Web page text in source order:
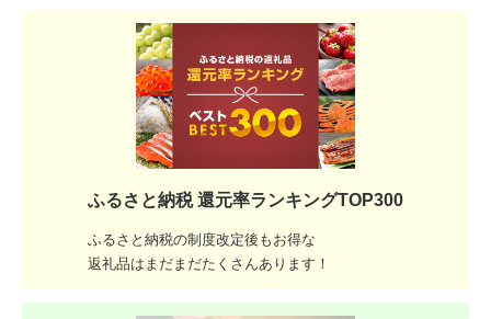
ふるさと納税 還元率ランキングTOP300
ふるさと納税の制度改定後もお得な
返礼品はまだまだたくさんあります！